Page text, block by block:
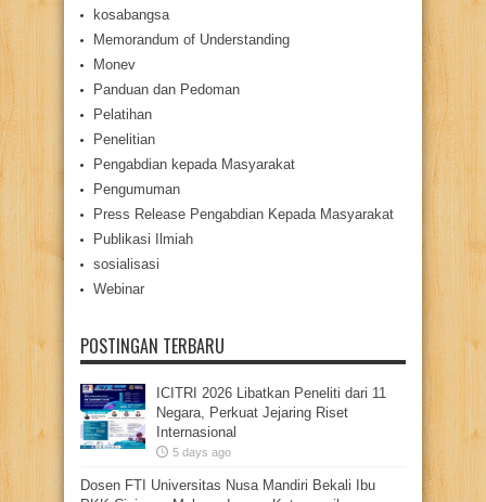
kosabangsa
Memorandum of Understanding
Monev
Panduan dan Pedoman
Pelatihan
Penelitian
Pengabdian kepada Masyarakat
Pengumuman
Press Release Pengabdian Kepada Masyarakat
Publikasi Ilmiah
sosialisasi
Webinar
POSTINGAN TERBARU
ICITRI 2026 Libatkan Peneliti dari 11
Negara, Perkuat Jejaring Riset
Internasional
5 days ago
Dosen FTI Universitas Nusa Mandiri Bekali Ibu